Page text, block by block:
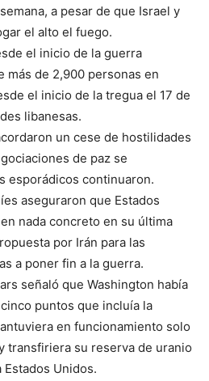
a pesar de que Israel y
el alto el fuego.
el inicio de la guerra
más de 2,900 personas en
el inicio de la tregua el 17 de
libanesas.
un cese de hostilidades
de paz se
esporádicos continuaron.
aseguraron que Estados
nada concreto en su última
por Irán para las
a poner fin a la guerra.
señaló que Washington había
puntos que incluía la
en funcionamiento solo
transfiriera su reserva de uranio
Unidos.